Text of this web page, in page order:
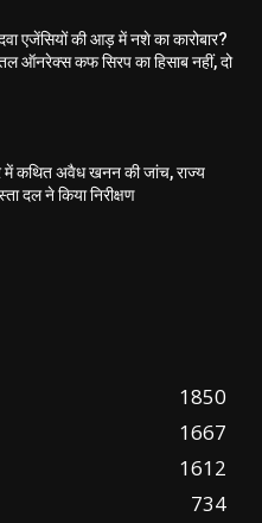
एजेंसियों की आड़ में नशे का कारोबार?
ऑनरेक्स कफ सिरप का हिसाब नहीं, दो
में कथित अवैध खनन की जांच, राज्य
दल ने किया निरीक्षण
1850
1667
1612
734